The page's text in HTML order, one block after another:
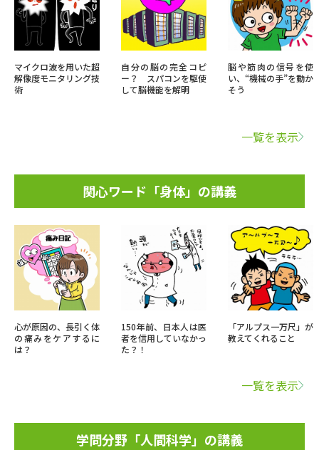
マイクロ波を用いた超
解像度モニタリング技
術
自分の脳の完全コピ
ー？ スパコンを駆使
して脳機能を解明
脳や筋肉の信号を使
い、“機械の手”を動か
そう
一覧を表示
関心ワード「身体」の講義
心が原因の、長引く体
の痛みをケアするに
は？
150年前、日本人は医
者を信用していなかっ
た？！
「アルプス一万尺」が
教えてくれること
一覧を表示
学問分野「人間科学」の講義